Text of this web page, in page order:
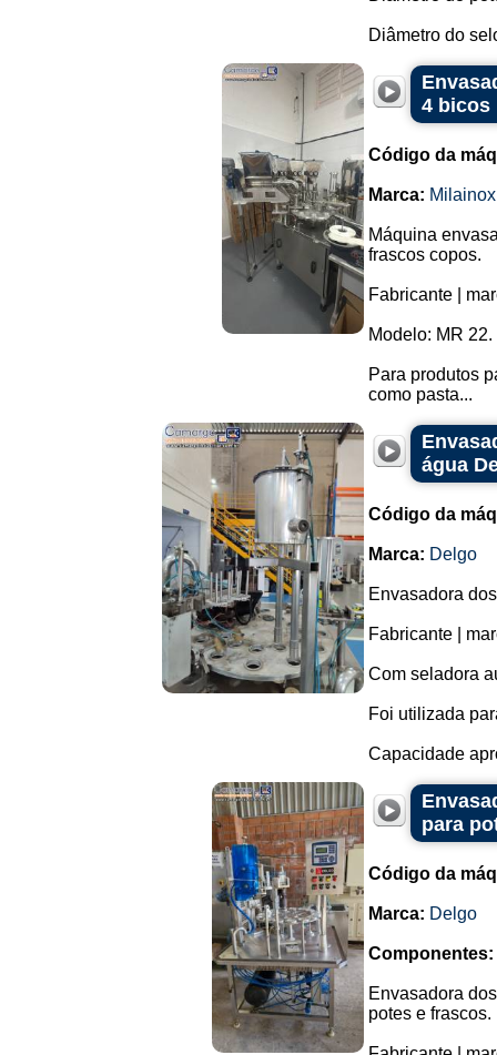
Diâmetro do
4 bicos
Código da
Marca: Milainox
Máquina
frascos copos.
Fabricante |
Modelo: MR 22.
Para produtos
como pasta...
água
Código da
Marca: Delgo
Envasadora
Fabricante |
Com seladora
Foi utilizada
Capacidade
para
Código da
Marca: Delgo
Componentes:
Envasadora
potes e frascos.